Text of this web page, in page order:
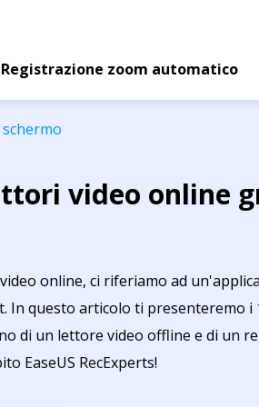
Registrazione zoom automatico
video online
online, ci riferiamo ad
In questo articolo ti presenteremo i
di un lettore video offline e di un
EaseUS RecExperts!